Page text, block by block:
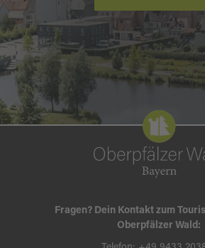
Fragen? Dein Kontakt zum
Oberpfälzer Wald: